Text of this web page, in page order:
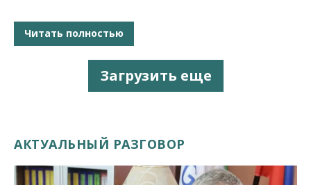
Читать полностью
Загрузить еще
АКТУАЛЬНЫЙ РАЗГОВОР